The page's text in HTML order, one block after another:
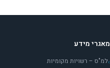
מאגרי מידע
›למ"ס – רשויות מקומיות